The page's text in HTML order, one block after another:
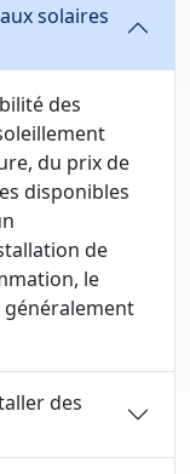
solaires
des
du prix de
disponibles
de
le
des